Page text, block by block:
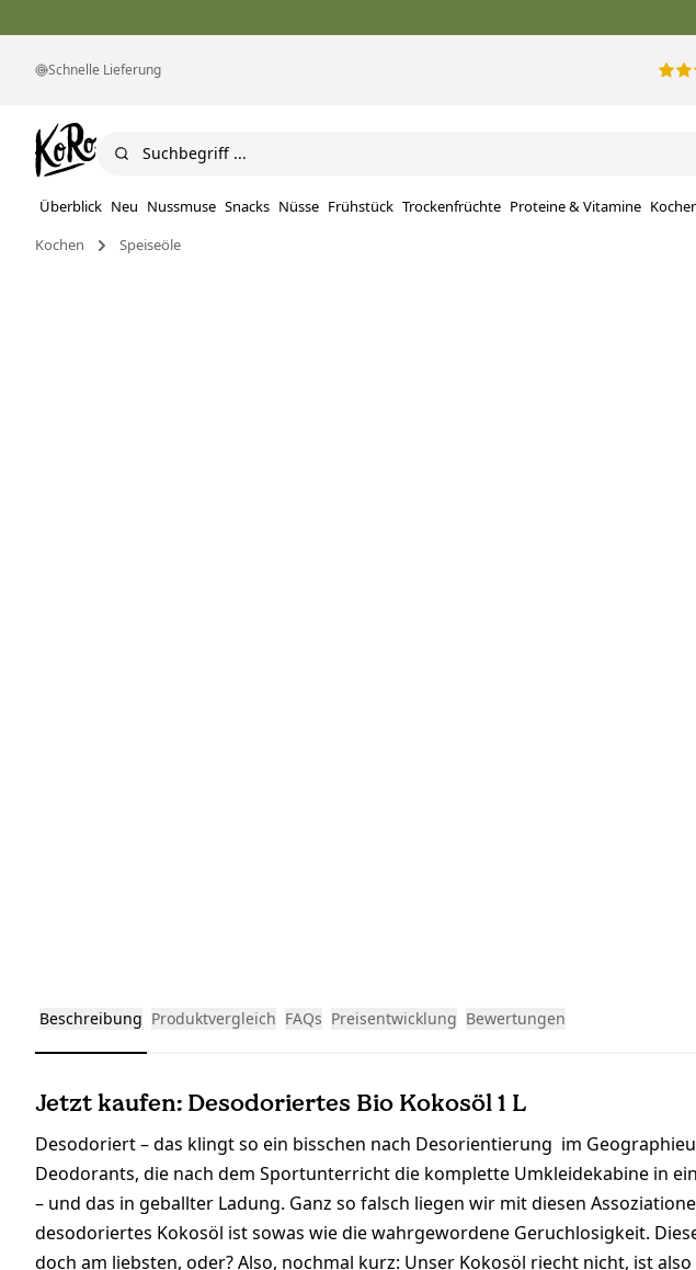
Schnelle Lieferung
Überblick Neu Nussmuse Snacks Nüsse Frühstück Trockenfrüchte Proteine ​​& Vitamine
Kochen
Speiseöle
Beschreibung Produktvergleich FAQs Preisentwicklung Bewertungen
Jetzt kaufen: Desodoriertes Bio Kokosöl 1 L
Desodoriert – das klingt so ein bisschen nach Desorientierung im
Deodorants, die nach dem Sportunterricht die komplette Umkleidekabine in
– und das in geballter Ladung. Ganz so falsch liegen wir mit diesen
desodoriertes Kokosöl ist sowas wie die wahrgewordene Geruchlosigkeit.
doch am liebsten, oder? Also, nochmal kurz: Unser Kokosöl riecht nicht, ist